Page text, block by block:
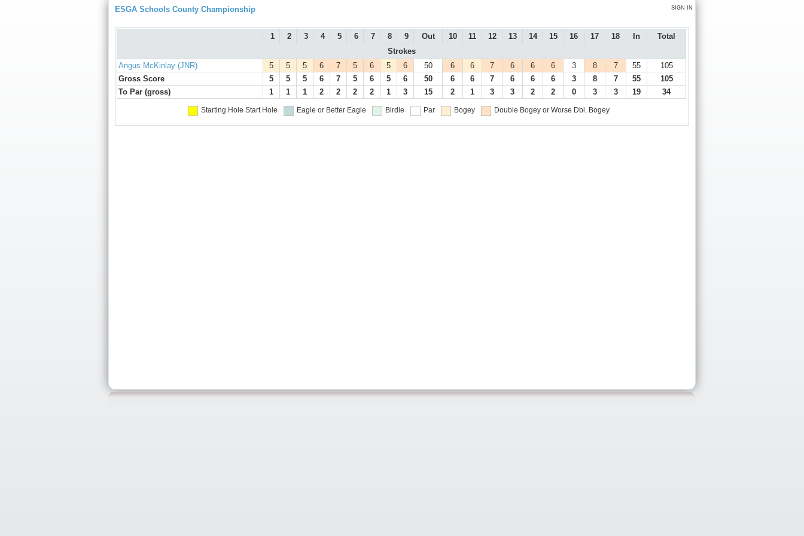
SIGN IN
ESGA Schools County Championship
1 2 3 4 5 6 7 8 9 Out 10 11 12 13 14 15 16 17 18 In
Total
Strokes
Angus McKinlay (JNR)
5 5 5 6 7 5 6 5 6 50 6 6 7 6 6 6 3 8 7 55
105
Gross Score
5 5 5 6 7 5 6 5 6 50 6 6 7 6 6 6 3 8 7 55
105
To Par (gross)
1 1 1 2 2 2 2 1 3 15 2 1 3 3 2 2 0 3 3 19 34
Starting Hole Start Hole Eagle or Better Eagle Birdie Par Bogey Double Bogey or Worse Dbl. Bogey